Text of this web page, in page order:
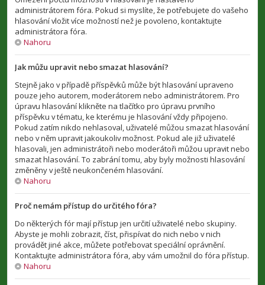
administrátorem fóra. Pokud si myslíte, že potřebujete do vašeho
hlasování vložit více možností než je povoleno, kontaktujte
administrátora fóra.
Nahoru
Jak můžu upravit nebo smazat hlasování?
Stejně jako v případě příspěvků může být hlasování upraveno
pouze jeho autorem, moderátorem nebo administrátorem. Pro
úpravu hlasování klikněte na tlačítko pro úpravu prvního
příspěvku v tématu, ke kterému je hlasování vždy připojeno.
Pokud zatím nikdo nehlasoval, uživatelé můžou smazat hlasování
nebo v něm upravit jakoukoliv možnost. Pokud ale již uživatelé
hlasovali, jen administrátoři nebo moderátoři můžou upravit nebo
smazat hlasování. To zabrání tomu, aby byly možnosti hlasování
změněny v ještě neukončeném hlasování.
Nahoru
Proč nemám přístup do určitého fóra?
Do některých fór mají přístup jen určití uživatelé nebo skupiny.
Abyste je mohli zobrazit, číst, přispívat do nich nebo v nich
provádět jiné akce, můžete potřebovat speciální oprávnění.
Kontaktujte administrátora fóra, aby vám umožnil do fóra přístup.
Nahoru